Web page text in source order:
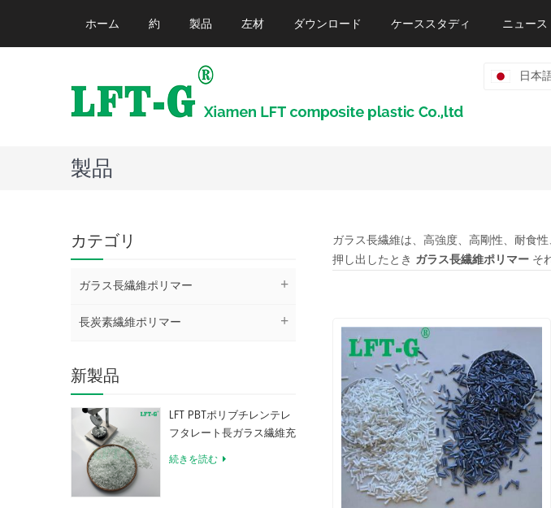
ホーム 約 製品 左材 ダウンロード ケーススタディ ニュース
日本
製品
カテゴリ
ガラス長繊維ポリマー
長炭素繊維ポリマー
新製品
LFT PBTポリブチレンテレ
フタレート長ガラス繊維充
填複合材料
続きを読む
ガラス長繊維は、高強度、高剛性、耐食
押し出したとき ガラス長繊維ポリマー そ